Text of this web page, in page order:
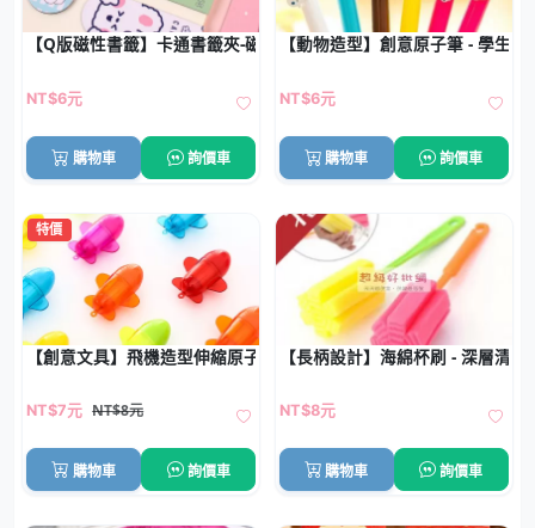
【Q版磁性書籤】卡通書籤夾-磁鐵學生文具
NT$6元
購物車 詢價車
【動物造型】創意原子筆 - 學生禮
NT$6元
購物車 詢價車
特價
【創意文具】飛機造型伸縮原子筆 - 趣味航空主題圓珠筆
NT$7元 NT$8元
購物車 詢價車
【長柄設計】海綿杯刷 - 深層清潔
NT$8元
購物車 詢價車